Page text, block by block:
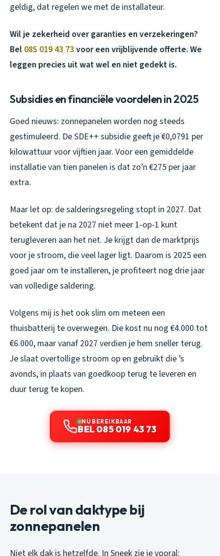
geldig, dat regelen we met de installateur.
Wil je zekerheid over garanties en verzekeringen?
Bel 085 019 43 73 voor een vrijblijvende offerte. We
leggen precies uit wat wel en niet gedekt is.
Subsidies en financiële voordelen in 2025
Goed nieuws: zonnepanelen worden nog steeds
gestimuleerd. De SDE++ subsidie geeft je €0,0791 per
kilowattuur voor vijftien jaar. Voor een gemiddelde
installatie van tien panelen is dat zo’n €275 per jaar
extra.
Maar let op: de salderingsregeling stopt in 2027. Dat
betekent dat je na 2027 niet meer 1-op-1 kunt
terugleveren aan het net. Je krijgt dan de marktprijs
voor je stroom, die veel lager ligt. Daarom is 2025 een
goed jaar om te installeren, je profiteert nog drie jaar
van volledige saldering.
Volgens mij is het ook slim om meteen een
thuisbatterij te overwegen. Die kost nu nog €4.000 tot
€6.000, maar vanaf 2027 verdien je hem sneller terug.
Je slaat overtollige stroom op en gebruikt die ’s
avonds, in plaats van goedkoop terug te leveren en
duur terug te kopen.
NU BEREIKBAAR
BEL 085 019 43 73
De rol van daktype bij
zonnepanelen
Niet elk dak is hetzelfde. In Sneek zie je vooral: